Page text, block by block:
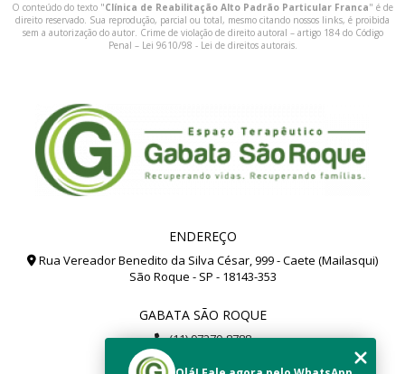
O conteúdo do texto "Clínica de Reabilitação Alto Padrão Particular Franca" é de
direito reservado. Sua reprodução, parcial ou total, mesmo citando nossos links, é proibida
sem a autorização do autor. Crime de violação de direito autoral – artigo 184 do Código
Penal – Lei 9610/98 - Lei de direitos autorais.
ENDEREÇO
Rua Vereador Benedito da Silva César, 999 - Caete (Mailasqui)
São Roque - SP - 18143-353
GABATA SÃO ROQUE
(11) 97279-8788
(11) 99112-8504